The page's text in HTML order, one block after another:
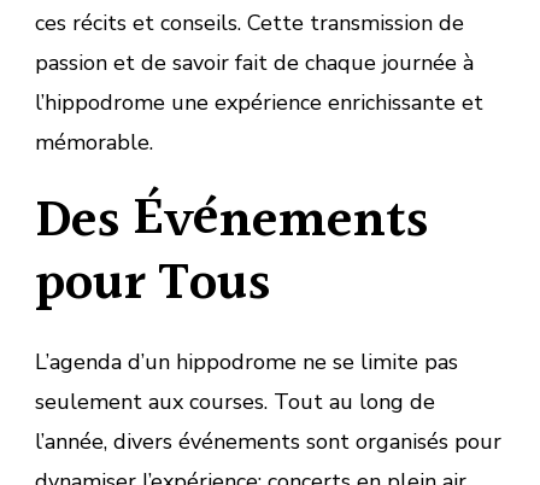
ces récits et conseils. Cette transmission de
passion et de savoir fait de chaque journée à
l’hippodrome une expérience enrichissante et
mémorable.
Des Événements
pour Tous
L’agenda d’un hippodrome ne se limite pas
seulement aux courses. Tout au long de
l’année, divers événements sont organisés pour